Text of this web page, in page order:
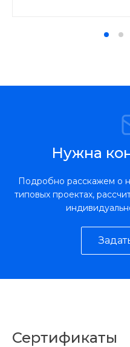
Нужна
Подробно расскажем о
типовых проектах,
Сертификаты